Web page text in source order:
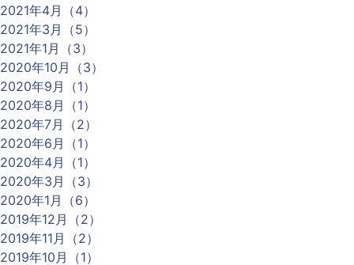
2021年4月（4）
2021年3月（5）
2021年1月（3）
2020年10月（3）
2020年9月（1）
2020年8月（1）
2020年7月（2）
2020年6月（1）
2020年4月（1）
2020年3月（3）
2020年1月（6）
2019年12月（2）
2019年11月（2）
2019年10月（1）